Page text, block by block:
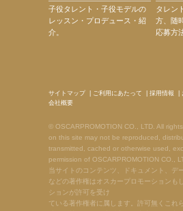
子役タレント・子役モデルの
レッスン・プロデュース・紹
介。
タレン
方、随
応募方
サイトマップ| ご利用にあたって 採用情報
会社概要
© OSCARPROMOTION CO., LTD. All
on this site may not be reproduced,
transmitted, cached or otherwise used,
permission of OSCARPROMOTION CO.,
当サイトのコンテンツ、ドキュメント、デ
などの著作権はオスカープロモーションも
ションが許可を受け
ている著作権者に属します。許可無くこれ